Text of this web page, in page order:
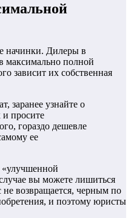
начинки. Дилеры в
максимально полной
зависит их собственная
заранее узнайте о
просите
гораздо дешевле
ее
«улучшенной
вы можете лишиться
не возвращается, черным по
и поэтому юристы